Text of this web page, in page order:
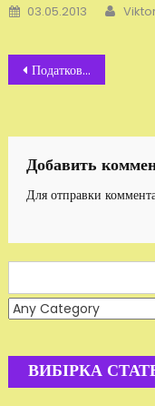
Добавлено
03.05.2013
Навигация
записям
Податковий геноцид
Добавить
Для отправки
for:
ВИБІРКА